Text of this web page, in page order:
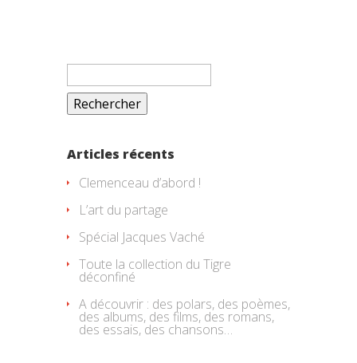
Rechercher :
Articles récents
Clemenceau d’abord !
L’art du partage
Spécial Jacques Vaché
Toute la collection du Tigre
déconfiné
A découvrir : des polars, des poèmes,
des albums, des films, des romans,
des essais, des chansons…